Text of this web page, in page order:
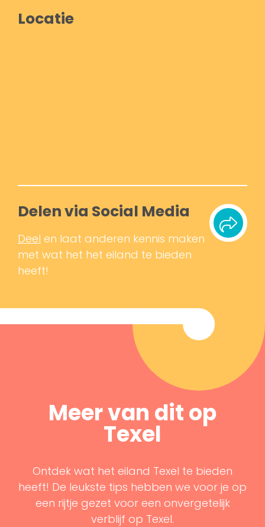
Locatie
Delen via Social Media
Deel en laat anderen kennis maken
met wat het het eiland te bieden
heeft!
Meer van dit op
Texel
Ontdek wat het eiland Texel te bieden
heeft! De leukste tips hebben we voor je op
een rijtje gezet voor een onvergetelijk
verblijf op Texel.